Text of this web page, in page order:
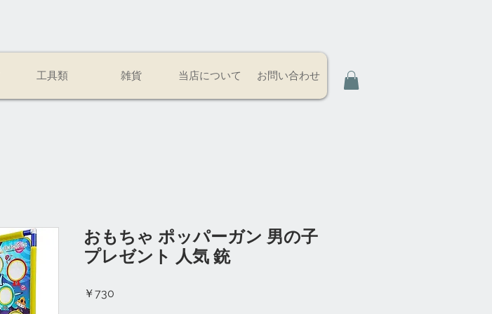
工具類 雑貨 当店について お問い合わせ
おもちゃ ポッパーガン 男の子
プレゼント 人気 銃
￥730